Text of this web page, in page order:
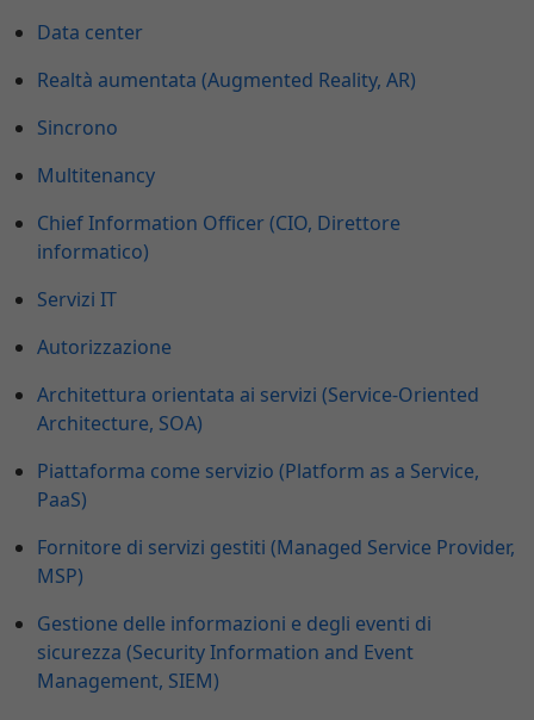
Data center
Realtà aumentata (Augmented Reality, AR)
Sincrono
Multitenancy
Chief Information Officer (CIO, Direttore
informatico)
Servizi IT
Autorizzazione
Architettura orientata ai servizi (Service-Oriented
Architecture, SOA)
Piattaforma come servizio (Platform as a Service,
PaaS)
Fornitore di servizi gestiti (Managed Service Provider,
MSP)
Gestione delle informazioni e degli eventi di
sicurezza (Security Information and Event
Management, SIEM)